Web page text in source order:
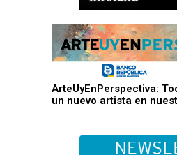
ArteUyEnPerspectiva:
un nuevo artista en